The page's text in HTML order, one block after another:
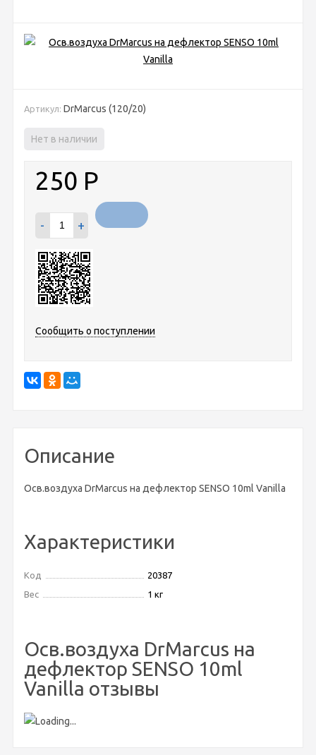
Артикул: DrMarсus (120/20)
Нет в наличии
250 Р
- +
Сообщить о поступлении
Описание
Осв.воздуха DrMarcus на дефлектор SENSO 10ml Vanilla
Характеристики
Код
20387
Вес
1 кг
Осв.воздуха DrMarcus на
дефлектор SENSO 10ml
Vanilla отзывы